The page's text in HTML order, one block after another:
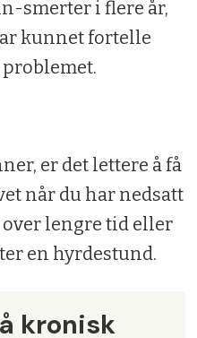
smerter i flere år,
kunnet fortelle
er det lettere å få
når du har nedsatt
lengre tid eller
en hyrdestund.
kronisk